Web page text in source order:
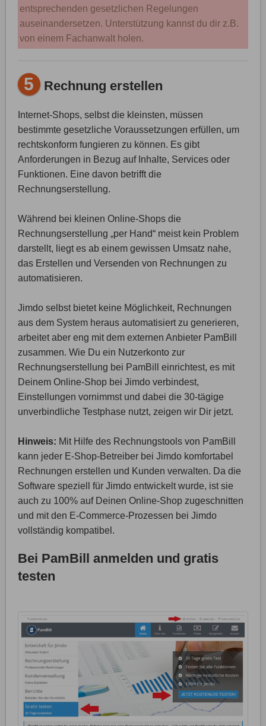
entsprechenden gesetzlichen Regelungen
auseinandersetzen. Unterstützung kannst du dir z.B.
von einem Fachanwalt holen.
5 Rechnung erstellen
Internet-Shops, selbst die kleinsten, müssen
bestimmte gesetzliche Voraussetzungen erfüllen, um
rechtskonform fungieren zu können. Es gibt
Anforderungen in Bezug auf Inhalte, Services oder
Funktionen. Eine davon betrifft die
Rechnungserstellung.
Während bei kleinen Online-Shops die
Rechnungserstellung „per Hand“ meist kein Problem
darstellt, liegt es ab einem gewissen Umsatz nahe,
das Erstellen und Versenden von Rechnungen zu
automatisieren.
Jimdo selbst bietet keine Möglichkeit, Rechnungen
aus dem System heraus automatisiert zu generieren,
arbeitet aber eng mit dem externen Anbieter PamBill
zusammen. Wie Du ein Nutzerkonto zur
Rechnungserstellung bei PamBill einrichtest, es mit
Deinem Online-Shop bei Jimdo verbindest,
Einstellungen vornimmst und dabei die 30-tägige
unverbindliche Testphase nutzt, zeigen wir Dir jetzt.
Hinweis: Mit Hilfe des Rechnungstools von PamBill
kann jeder E-Shop-Betreiber bei Jimdo komfortabel
Rechnungen erstellen und Kunden verwalten. Da die
Software speziell für Jimdo entwickelt wurde, ist sie
auch zu 100% auf Deinen Online-Shop zugeschnitten
und mit den E-Commerce-Prozessen bei Jimdo
vollständig kompatibel.
Bei PamBill anmelden und gratis
testen